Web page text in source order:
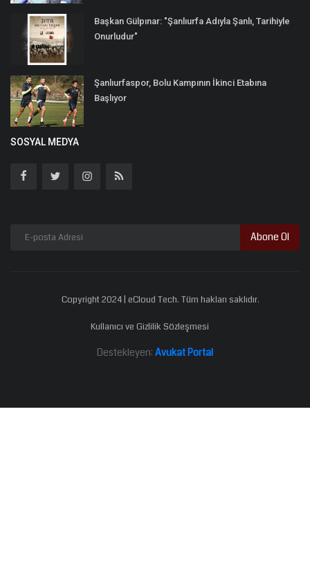
Başkan Gülpınar: "Şanlıurfa Adıyla Şanlı, Tarihiyle
Onurludur"
Şanlıurfaspor, Bolu Kampının İkinci Etabına
Başlıyor
SOSYAL MEDYA
Abone Ol
Copyright 2024 | eCloud Tech. Tüm hakları saklıdır.
Kullanıcı ve Gizlilik Sözleşmesi
Destekleyen: Avukat Portal